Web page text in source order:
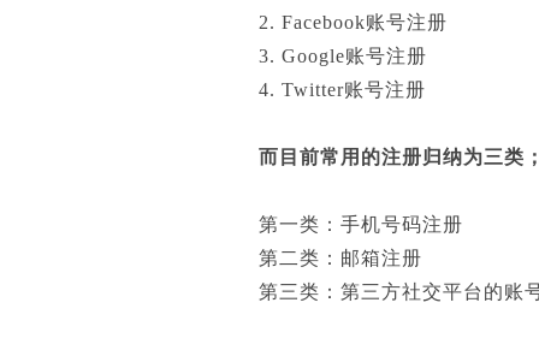
2. Facebook账号注册
3. Google账号注册
4. Twitter账号注册
而目前常用的注册归纳为三类；
第一类：手机号码注册
第二类：邮箱注册
第三类：第三方社交平台的账